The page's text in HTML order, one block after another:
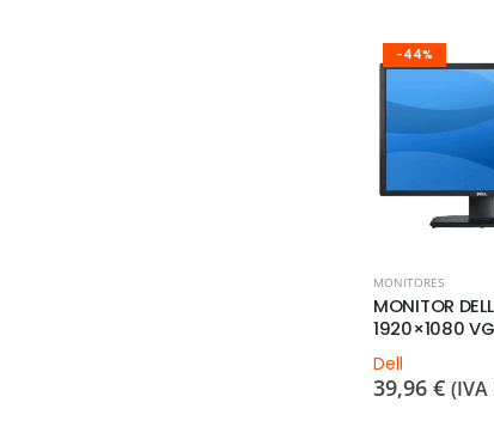
-44%
MONITORES
MONITOR
1920×1080
Dell
39,96 € (IVA